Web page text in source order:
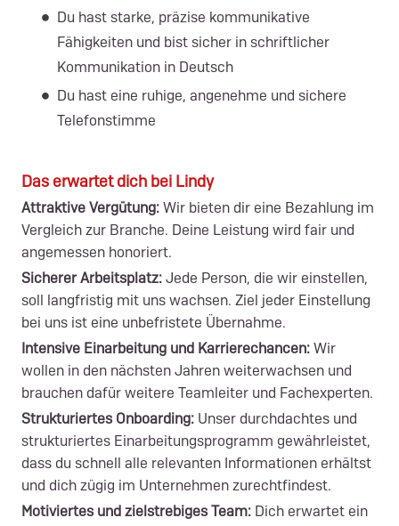
Du hast starke, präzise kommunikative
Fähigkeiten und bist sicher in schriftlicher
Kommunikation in Deutsch
Du hast eine ruhige, angenehme und sichere
Telefonstimme
Das erwartet dich bei Lindy
Attraktive Vergütung:Wir bieten dir eine Bezahlung im
Vergleich zur Branche. Deine Leistung wird fair und
angemessen honoriert.
Sicherer Arbeitsplatz:Jede Person, die wir einstellen,
soll langfristig mit uns wachsen. Ziel jeder Einstellung
bei uns ist eine unbefristete Übernahme.
Intensive Einarbeitung und Karrierechancen:Wir
wollen in den nächsten Jahren weiterwachsen und
brauchen dafür weitere Teamleiter und Fachexperten.
Strukturiertes Onboarding: Unser durchdachtes und
strukturiertes Einarbeitungsprogramm gewährleistet,
dass du schnell alle relevanten Informationen erhältst
und dich zügig im Unternehmen zurechtfindest.
Motiviertes und zielstrebiges Team: Dich erwartet ein